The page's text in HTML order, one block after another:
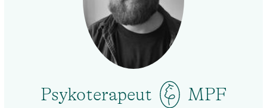
Psykoterapeut
MPF